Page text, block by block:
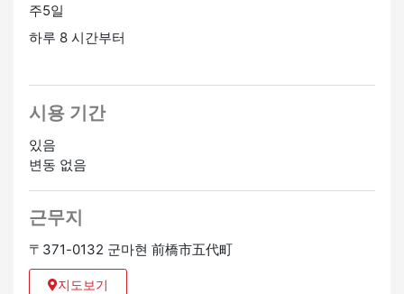
주5일
하루 8 시간부터
시용 기간
있음
변동 없음
근무지
〒371-0132 군마현 前橋市五代町
지도보기